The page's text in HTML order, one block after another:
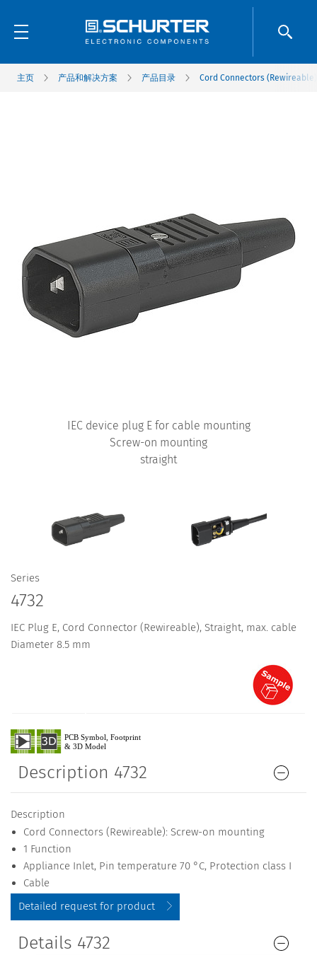
主页 产品和解决方案 产品目录 Cord Connectors (Rewireable)
IEC device plug E for cable mounting
Screw-on mounting
straight
Series
4732
IEC Plug E, Cord Connector (Rewireable), Straight, max. cable
Diameter 8.5 mm
Description 4732
Description
Cord Connectors (Rewireable): Screw-on mounting
1 Function
Appliance Inlet, Pin temperature 70 °C, Protection class I
Cable
Detailed request for product
Details 4732